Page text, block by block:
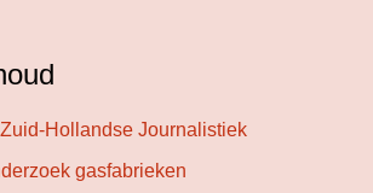
Hollandse Journalistiek
gasfabrieken